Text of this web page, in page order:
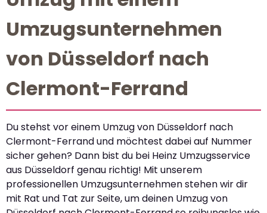
Umzugsunternehmen
von Düsseldorf nach
Clermont-Ferrand
Du stehst vor einem Umzug von Düsseldorf nach
Clermont-Ferrand und möchtest dabei auf Nummer
sicher gehen? Dann bist du bei Heinz Umzugsservice
aus Düsseldorf genau richtig! Mit unserem
professionellen Umzugsunternehmen stehen wir dir
mit Rat und Tat zur Seite, um deinen Umzug von